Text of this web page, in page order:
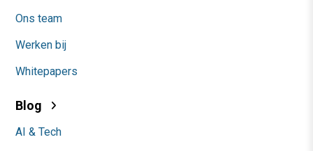
Ons team
Werken bij
Whitepapers
Blog
AI & Tech